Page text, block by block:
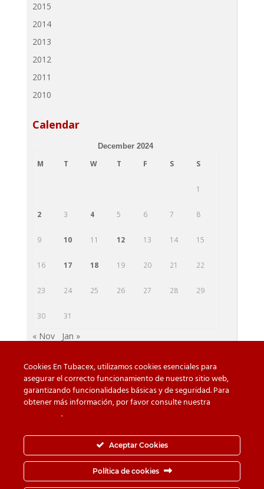
2015
2014
2013
2012
2011
2010
Calendar
December 2024
M T W T F S S
1
2 3 4 5 6 7 8
9 10 11 12 13 14 15
16 17 18 19 20 21 22
23 24 25 26 27 28 29
30 31
« Nov Jan »
Beware of counterfeit Downloads
Whistleblower Channel
Information Security Policy
Cookies En Tubacex, utilizamos cookies esenciales para
asegurar el correcto funcionamiento de nuestro sitio web,
garantizando funcionalidades básicas y de seguridad. Para
obtener más información, por favor consulte nuestra
.
Aceptar Cookies
Política de cookies